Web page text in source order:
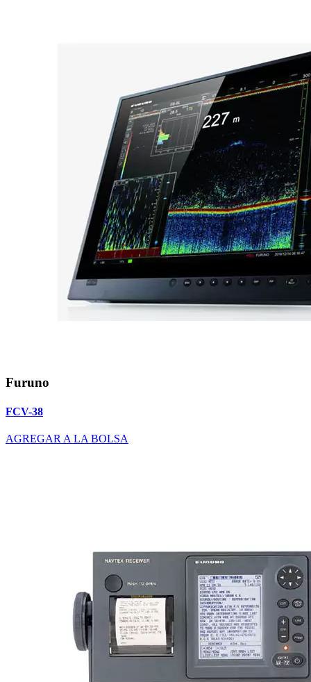
Furuno
FCV-38
AGREGAR A LA BOLSA